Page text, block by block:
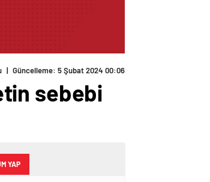
| Güncelleme: 5 Şubat 2024 00:06
sebebi
YAP